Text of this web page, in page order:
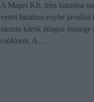
A Mapei Kft. friss kutatása
vetett bizalom enyhe
okozta károk átlagos
csökkent. A…